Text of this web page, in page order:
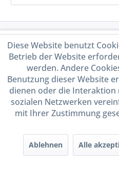
Service Hotline
Shop Service
Informationen
Handel mit BIO-
durch DE-ÖKO-
Diese Website benutzt
Betrieb der Website
werden. Andere
Benutzung dieser Website
dienen oder die
sozialen Netzwerken
mit Ihrer Zustimmung
Ablehnen Alle